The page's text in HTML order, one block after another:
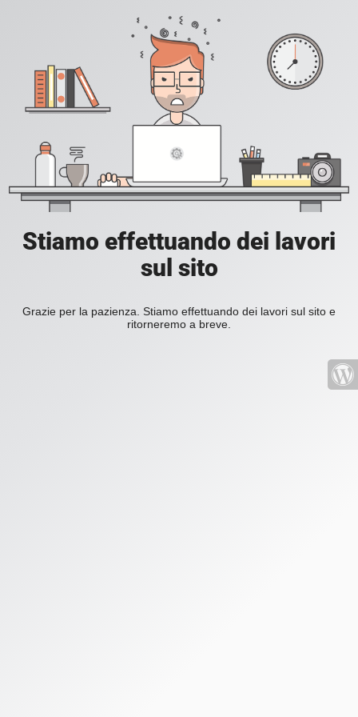
Stiamo effettuando dei lavori
sul sito
Grazie per la pazienza. Stiamo effettuando dei lavori sul sito e
ritorneremo a breve.